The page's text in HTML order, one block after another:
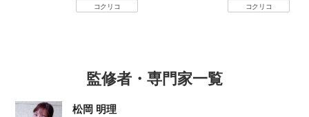
コクリコ コクリコ
監修者・専門家一覧
松岡 明理